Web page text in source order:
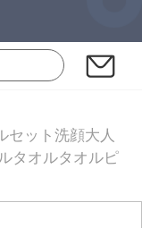
セット洗顔大人
タオルタオルピ